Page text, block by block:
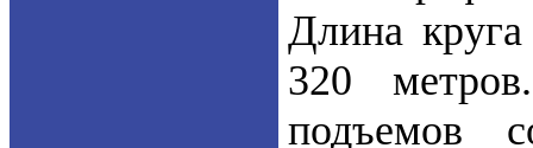
Длина
320
подъемов